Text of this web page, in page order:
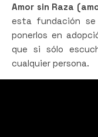
Amor sin Raza
esta fundación
ponerlos en
que si sólo
cualquier persona.